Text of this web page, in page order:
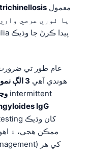
schistosomiasis، toxocariasis، ۽ trichinellosis
هوندي آهي
3 الڳ
IgG